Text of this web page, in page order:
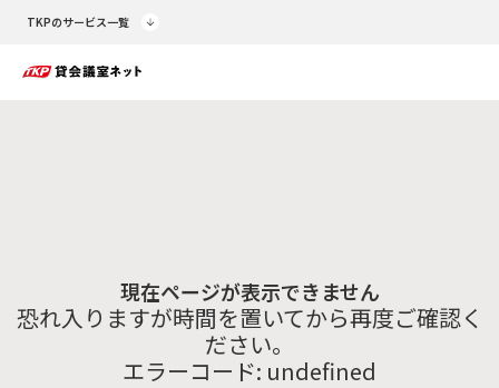
TKPのサービス一覧
現在ページが表示できません
恐れ入りますが時間を置いてから再度ご確認く
ださい。
エラーコード: undefined